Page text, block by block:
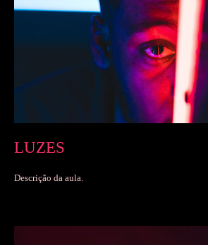
LUZES
Descrição da aula.